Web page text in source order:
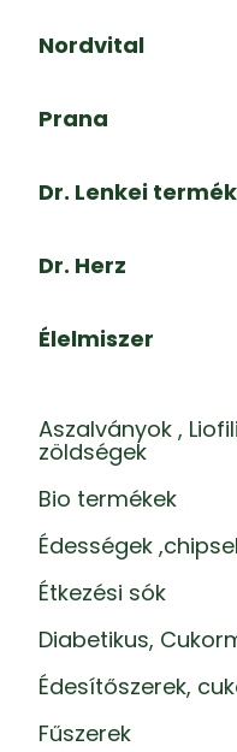
Nordvital
Prana
Dr. Lenkei
Dr. Herz
Élelmiszer
Aszalványok ,
zöldségek
Bio termékek
Édességek
Étkezési sók
Diabetikus,
Édesítőszerek,
Fűszerek